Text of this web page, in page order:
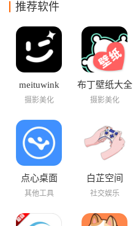
推荐软件
meituwink
摄影美化
布丁壁纸大全
摄影美化
点心桌面
其他工具
白芷空间
社交娱乐